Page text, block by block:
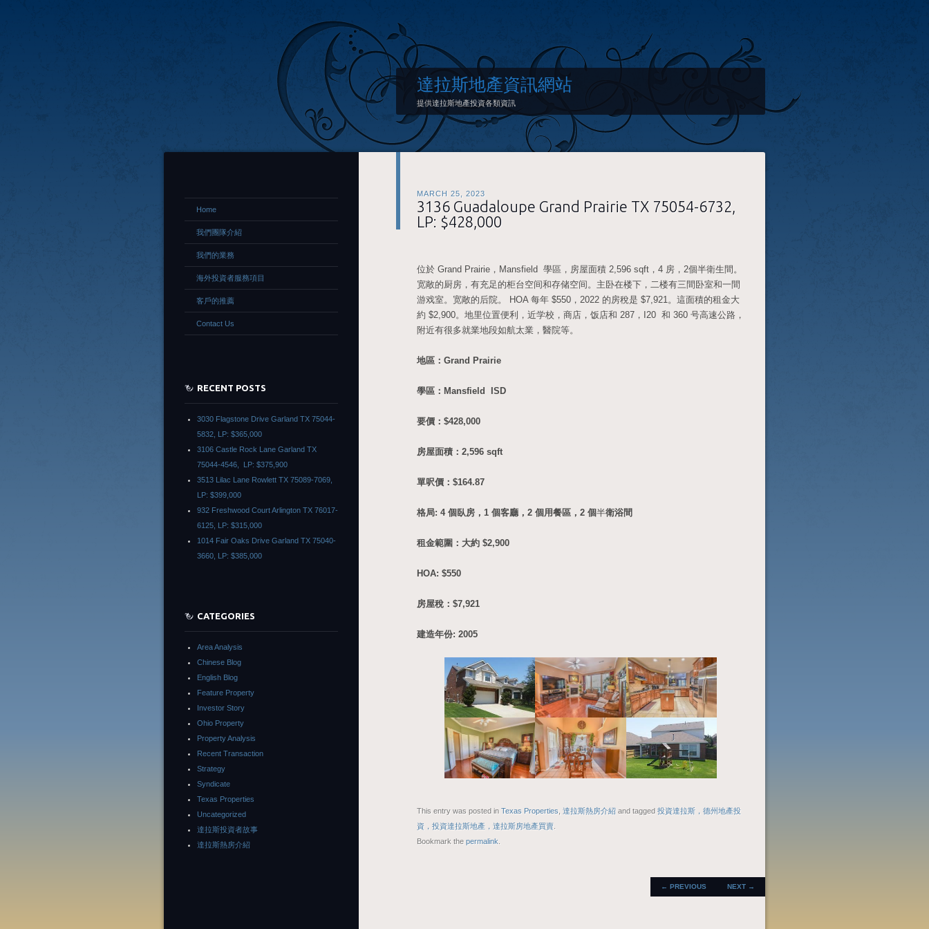
達拉斯地產資訊網站
提供達拉斯地產投資各類資訊
MARCH 25, 2023
3136 Guadaloupe Grand Prairie TX 75054-6732,
LP: $428,000
位於 Grand Prairie，Mansfield 學區，房屋面積 2,596 sqft，4 房，2個半衛生間。
宽敞的厨房，有充足的柜台空间和存储空间。主卧在楼下，二楼有三間卧室和一間
游戏室。宽敞的后院。 HOA 每年 $550，2022 的房稅是 $7,921。這面積的租金大
約 $2,900。地里位置便利，近学校，商店，饭店和 287，I20 和 360 号高速公路，
附近有很多就業地段如航太業，醫院等。
地區：Grand Prairie
學區：Mansfield ISD
要價：$428,000
房屋面積：2,596 sqft
單呎價：$164.87
格局: 4 個臥房，1 個客廳，2 個用餐區，2 個半衛浴間
租金範圍：大約 $2,900
HOA: $550
房屋稅：$7,921
建造年份: 2005
This entry was posted in Texas Properties 達拉斯熱房介紹 and tagged 投資達拉斯，德州地產投
資，投資達拉斯地產，達拉斯房地產買賣
Bookmark the permalink
POST
NAVIGATION
← PREVIOUS NEXT →
Home
我們團隊介紹
我們的業務
海外投資者服務項目
客戶的推薦
Contact Us
RECENT POSTS
3030 Flagstone Drive Garland TX 75044-
5832, LP: $365,000
3106 Castle Rock Lane Garland TX
75044-4546, LP: $375,900
3513 Lilac Lane Rowlett TX 75089-7069,
LP: $399,000
932 Freshwood Court Arlington TX 76017-
6125, LP: $315,000
1014 Fair Oaks Drive Garland TX 75040-
3660, LP: $385,000
CATEGORIES
Area Analysis
Chinese Blog
English Blog
Feature Property
Investor Story
Ohio Property
Property Analysis
Recent Transaction
Strategy
Syndicate
Texas Properties
Uncategorized
達拉斯投資者故事
達拉斯熱房介紹